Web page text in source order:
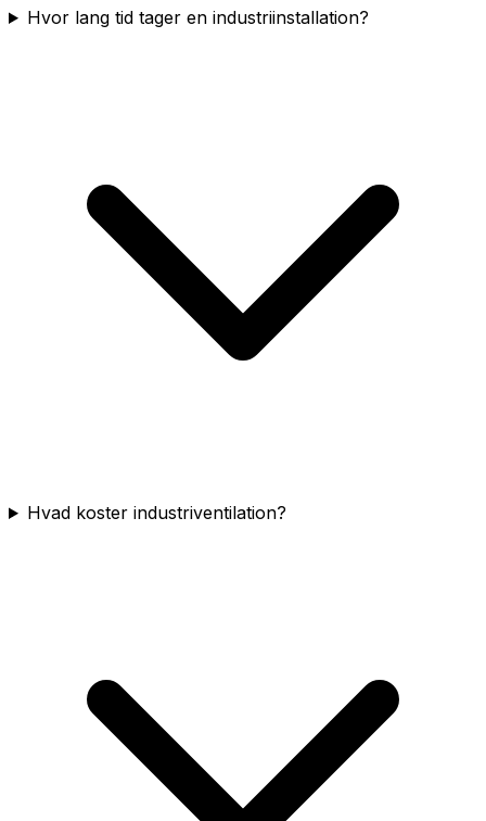
Hvor lang tid tager en industriinstallation?
Hvad koster industriventilation?